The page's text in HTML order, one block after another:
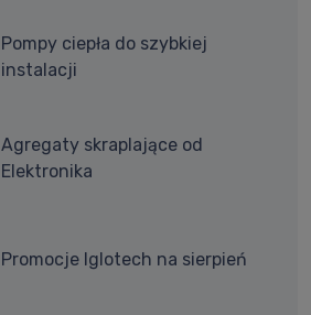
Pompy ciepła do szybkiej
instalacji
Agregaty skraplające od
Elektronika
Promocje Iglotech na sierpień